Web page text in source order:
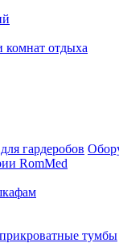
комнат отдыха
гардеробов
RomMed
тумбы